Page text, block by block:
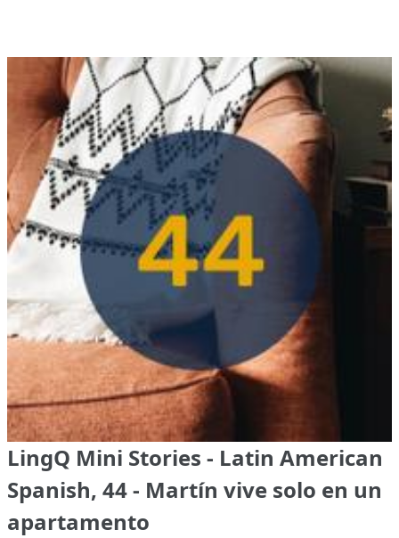
LingQ Mini Stories - Latin American
Spanish, 44 - Martín vive solo en un
apartamento